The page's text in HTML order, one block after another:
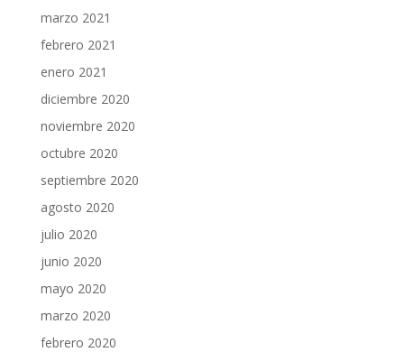
marzo 2021
febrero 2021
enero 2021
diciembre 2020
noviembre 2020
octubre 2020
septiembre 2020
agosto 2020
julio 2020
junio 2020
mayo 2020
marzo 2020
febrero 2020